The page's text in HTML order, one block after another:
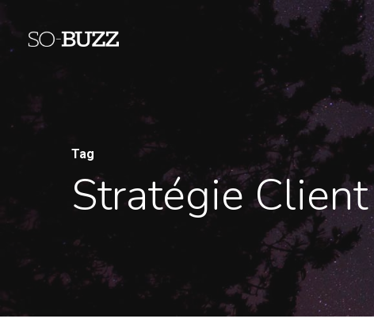
Tag
Stratégie